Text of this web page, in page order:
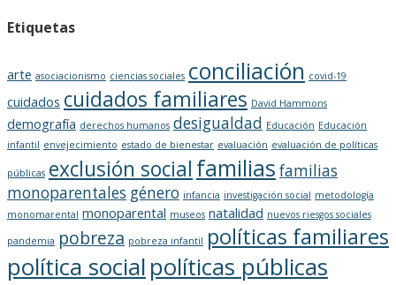
Etiquetas
arte asociacionismo ciencias sociales conciliación covid-19
cuidados cuidados familiares David Hammons
demografía derechos humanos desigualdad Educación Educación
infantil envejecimiento estado de bienestar evaluación evaluación de políticas
públicas exclusión social familias familias
monoparentales género infancia investigación social metodología
monomarental monoparental museos natalidad nuevos riesgos sociales
pandemia pobreza pobreza infantil políticas familiares
política socialpolíticas públicas